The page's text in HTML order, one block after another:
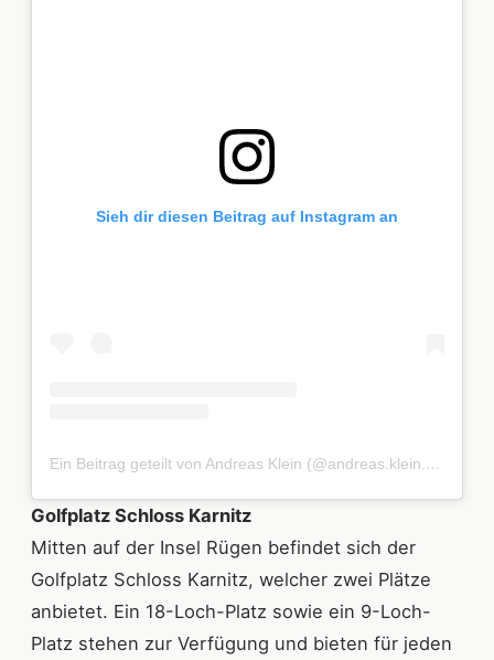
Sieh dir diesen Beitrag auf Instagram an
Ein Beitrag geteilt von Andreas Klein (@andreas.klein.58118)
Golfplatz Schloss Karnitz
Mitten auf der Insel Rügen befindet sich der
Golfplatz Schloss Karnitz, welcher zwei Plätze
anbietet. Ein 18-Loch-Platz sowie ein 9-Loch-
Platz stehen zur Verfügung und bieten für jeden